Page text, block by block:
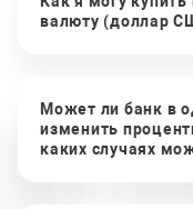
валюту (доллар
Может ли банк в
изменить
каких случаях